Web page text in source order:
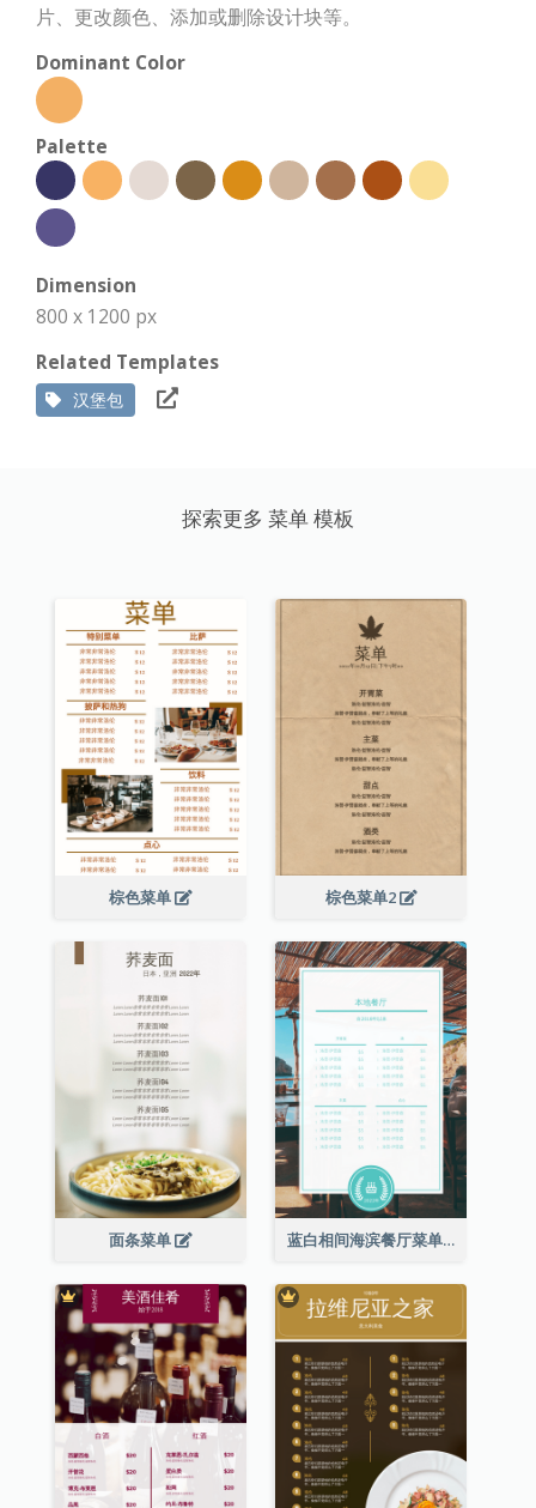
片、更改颜色、添加或删除设计块等。
Dominant Color
Palette
Dimension
800 x 1200 px
Related Templates
汉堡包
探索更多 菜单 模板
棕色菜单 棕色菜单2
面条菜单 蓝白相间海滨餐厅菜单